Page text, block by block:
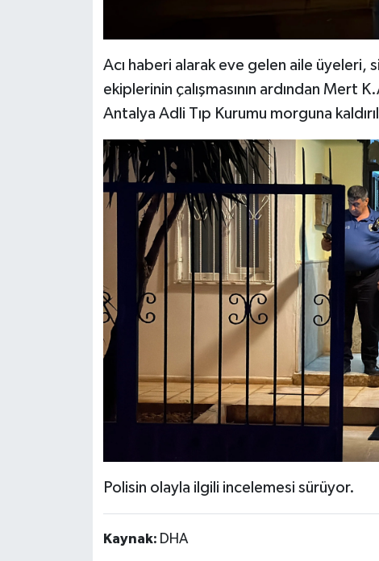
Acı haberi alarak eve gelen aile
ekiplerinin çalışmasının ardından Mert
Antalya Adli Tıp Kurumu morguna
Polisin olayla ilgili incelemesi sürüyor.
Kaynak: DHA